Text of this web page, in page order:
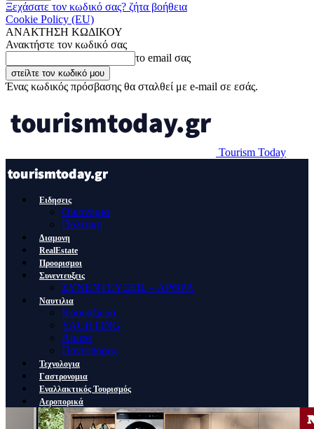
Ξεχάσατε τον κωδικό σας? ζήτα βοήθεια
Cookie Policy (EU)
ΑΝΑΚΤΗΣΗ ΚΩΔΙΚΟΥ
Ανακτήστε τον κωδικό σας
το email σας
Ένας κωδικός πρόσβασης θα σταλθεί με e-mail σε εσάς.
Tourism Today
Ειδησεις
Οικονομια
Πολιτικη
Διαμονη
RealEstate
Προορισμοι
Συνεντευξεις
ΣΥΝΕΝΤΕΥΞΕΙΣ – ΑΡΘΡΑ
Ναυτιλια
Κρουαζιερα
YACHTING
Λιμανι
Ποντοπορος
Τεχνολογια
Γαστρονομια
Εναλλακτικός Τουρισμός
Αεροπορικά